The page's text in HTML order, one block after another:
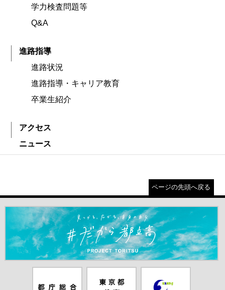
学力検査問題等
Q&A
進路指導
進路状況
進路指導・キャリア教育
卒業生紹介
アクセス
ニュース
ページの先頭へ戻る
＃だから都立高（別ウインドウが開きます）
ムページ（別
員会（別ウイ
ピーキングテ